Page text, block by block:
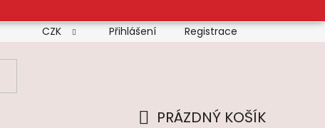
Doprava Platba Reklamační řád
CZK Přihlášení Registrace
PRÁZDNÝ KOŠÍK